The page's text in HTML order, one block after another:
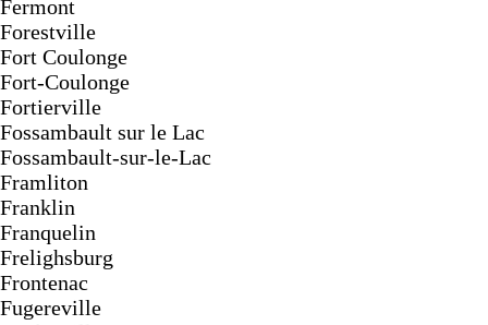
Fermont
Forestville
Fort Coulonge
Fort-Coulonge
Fortierville
Fossambault sur le Lac
Fossambault-sur-le-Lac
Framliton
Franklin
Franquelin
Frelighsburg
Frontenac
Fugereville